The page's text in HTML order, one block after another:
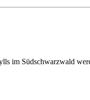
im Südschwarzwald